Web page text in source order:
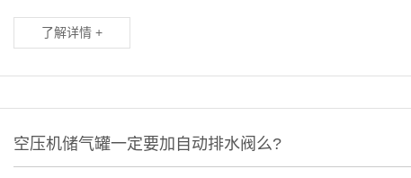
了解详情 +
空压机储气罐一定要加自动排水阀么?